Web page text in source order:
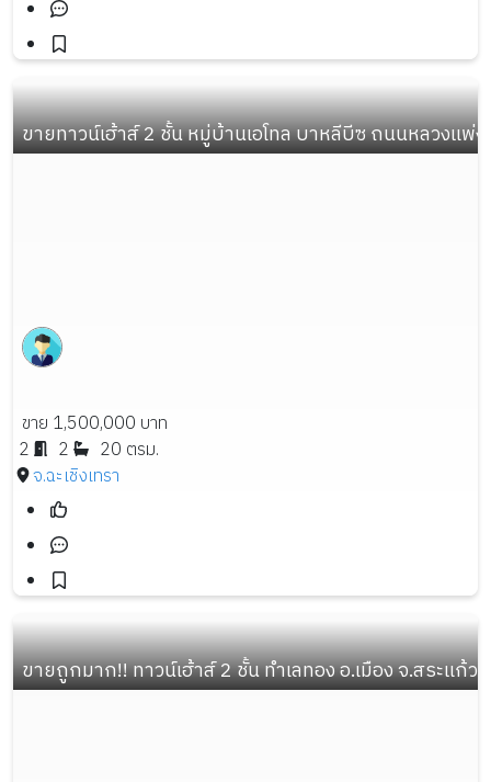
ขายทาวน์เฮ้าส์ 2 ชั้น หมู่บ้านเอโทล บาหลีบีซ ถนนหลวงแพ่ง
ขาย 1,500,000 บาท
2
2
20 ตรม.
จ.ฉะเชิงเทรา
ขายถูกมาก!! ทาวน์เฮ้าส์ 2 ชั้น ทำเลทอง อ.เมือง จ.สระแ